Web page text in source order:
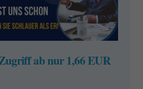
ab nur 1,66 EUR